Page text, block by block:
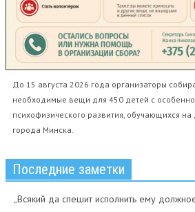
До 15 августа 2026 года организаторы
необходимые вещи для 450 детей с
психофизического развития, обучающихся
города Минска.
Последние заметки
„Всякий да спешит исполнить ему